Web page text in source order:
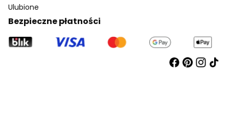
Ulubione
Bezpieczne płatności